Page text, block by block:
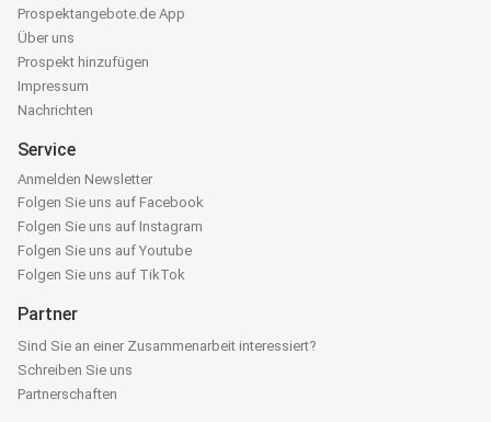
Prospektangebote.de App
Über uns
Prospekt hinzufügen
Impressum
Nachrichten
Service
Anmelden Newsletter
Folgen Sie uns auf Facebook
Folgen Sie uns auf Instagram
Folgen Sie uns auf Youtube
Folgen Sie uns auf TikTok
Partner
Sind Sie an einer Zusammenarbeit interessiert?
Schreiben Sie uns
Partnerschaften